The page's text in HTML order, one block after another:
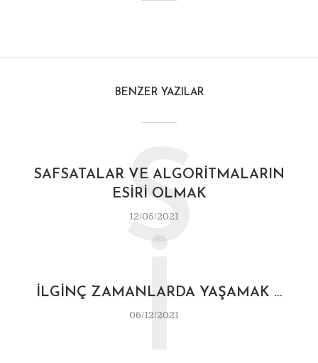
BENZER YAZILAR
SAFSATALAR VE ALGORITMALARIN
ESIRI OLMAK
12/05/2021
S
İLGINÇ ZAMANLARDA YAŞAMAK …
06/12/2021
İ